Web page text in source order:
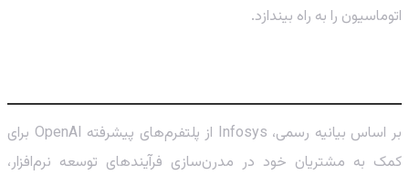
اتوماسیون را به راه بیندازد.
بر اساس بیانیه رسمی، Infosys از پلتفرم‌های پیشرفته OpenAI برای
کمک به مشتریان خود در مدرن‌سازی فرآیندهای توسعه نرم‌افزار،